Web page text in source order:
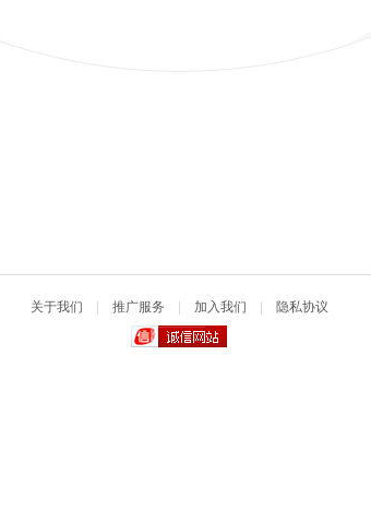
关于我们 推广服务 加入我们 隐私协议